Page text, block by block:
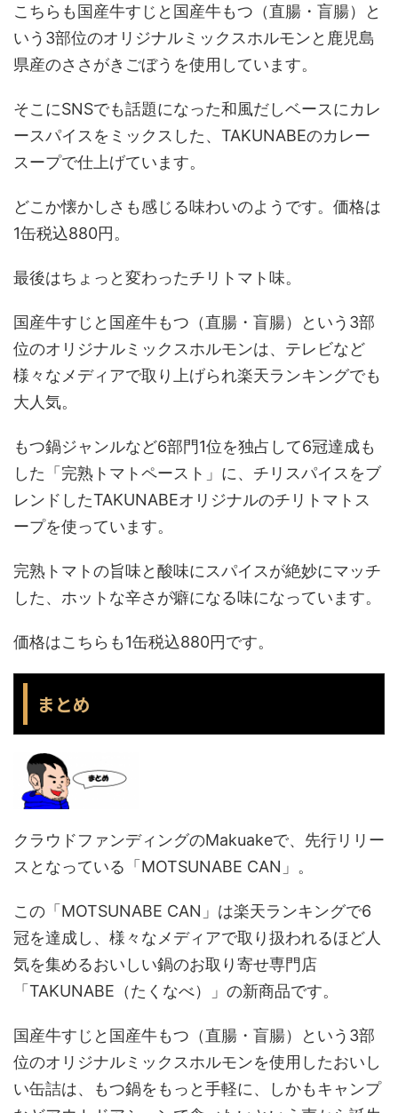
こちらも国産牛すじと国産牛もつ（直腸・盲腸）と
いう3部位のオリジナルミックスホルモンと鹿児島
県産のささがきごぼうを使用しています。
そこにSNSでも話題になった和風だしベースにカレ
ースパイスをミックスした、TAKUNABEのカレー
スープで仕上げています。
どこか懐かしさも感じる味わいのようです。価格は
1缶税込880円。
最後はちょっと変わったチリトマト味。
国産牛すじと国産牛もつ（直腸・盲腸）という3部
位のオリジナルミックスホルモンは、テレビなど
様々なメディアで取り上げられ楽天ランキングでも
大人気。
もつ鍋ジャンルなど6部門1位を独占して6冠達成も
した「完熟トマトペースト」に、チリスパイスをブ
レンドしたTAKUNABEオリジナルのチリトマトス
ープを使っています。
完熟トマトの旨味と酸味にスパイスが絶妙にマッチ
した、ホットな辛さが癖になる味になっています。
価格はこちらも1缶税込880円です。
まとめ
クラウドファンディングのMakuakeで、先行リリー
スとなっている「MOTSUNABE CAN」。
この「MOTSUNABE CAN」は楽天ランキングで6
冠を達成し、様々なメディアで取り扱われるほど人
気を集めるおいしい鍋のお取り寄せ専門店
「TAKUNABE（たくなべ）」の新商品です。
国産牛すじと国産牛もつ（直腸・盲腸）という3部
位のオリジナルミックスホルモンを使用したおいし
い缶詰は、もつ鍋をもっと手軽に、しかもキャンプ